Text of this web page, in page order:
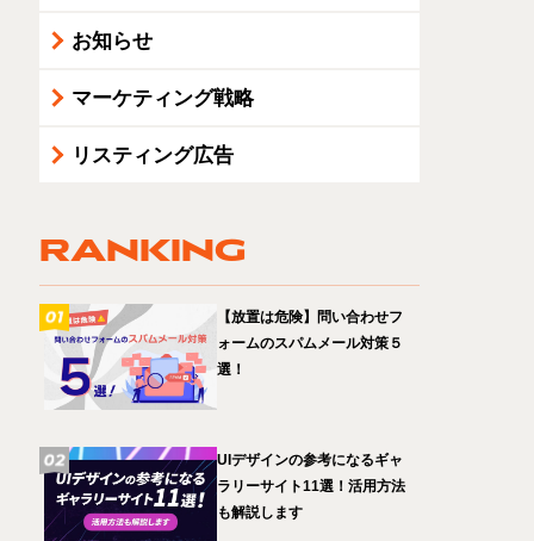
お知らせ
マーケティング戦略
リスティング広告
RANKING
【放置は危険】問い合わせフ
ォームのスパムメール対策５
選！
UIデザインの参考になるギャ
ラリーサイト11選！活用方法
も解説します